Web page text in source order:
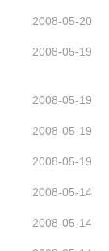
2008-05-20
2008-05-19
2008-05-19
2008-05-19
2008-05-19
2008-05-14
2008-05-14